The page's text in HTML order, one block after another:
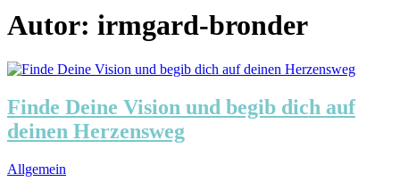
Autor: irmgard-bronder
Finde Deine Vision und begib dich auf
deinen Herzensweg
Allgemein